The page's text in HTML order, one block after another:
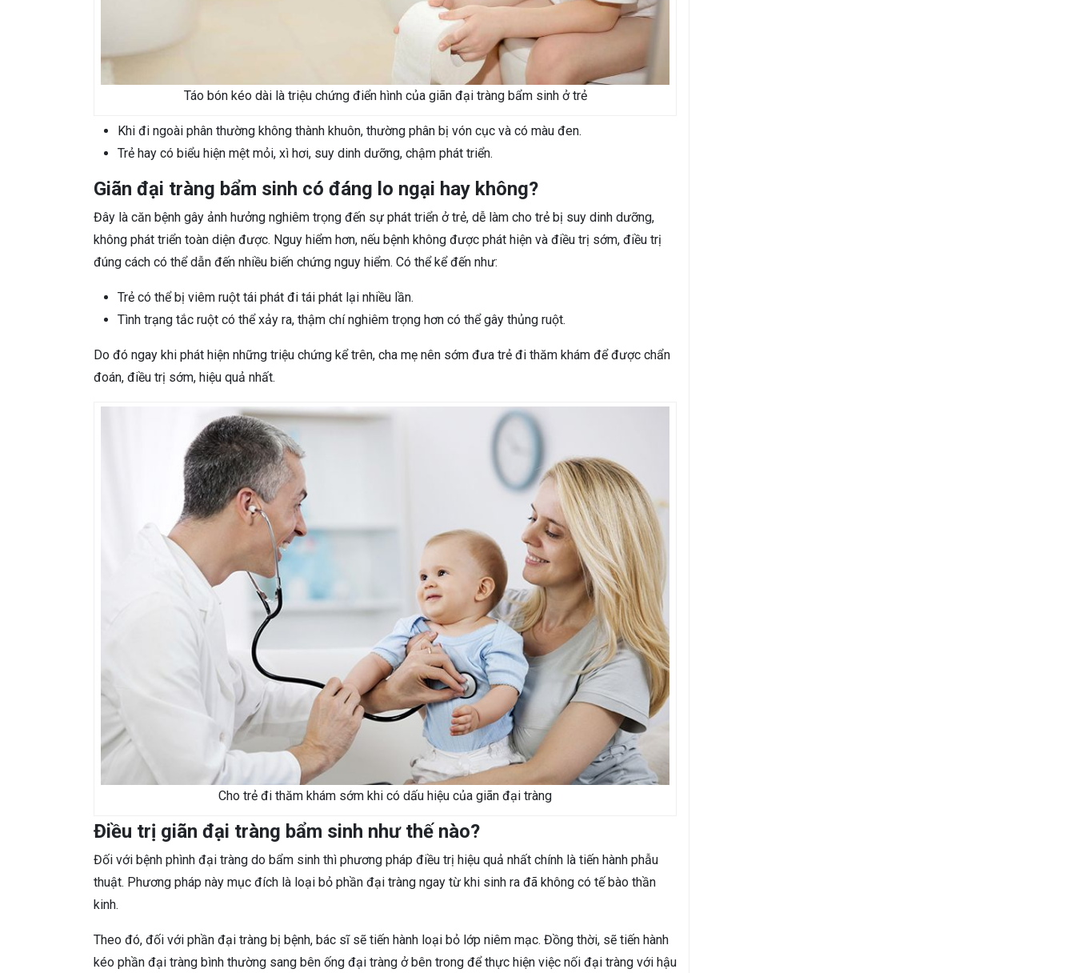
Táo bón kéo dài là triệu chứng điển hình của giãn đại tràng bẩm sinh ở trẻ
Khi đi ngoài phân thường không thành khuôn, thường phân bị vón cục và có màu đen.
Trẻ hay có biểu hiện mệt mỏi, xì hơi, suy dinh dưỡng, chậm phát triển.
Giãn đại tràng bẩm sinh có đáng lo ngại hay không?
Đây là căn bệnh gây ảnh hưởng nghiêm trọng đến sự phát triển ở trẻ, dễ làm cho trẻ bị suy dinh dưỡng,
không phát triển toàn diện được. Nguy hiểm hơn, nếu bệnh không được phát hiện và điều trị sớm, điều trị
đúng cách có thể dẫn đến nhiều biến chứng nguy hiểm. Có thể kể đến như:
Trẻ có thể bị viêm ruột tái phát đi tái phát lại nhiều lần.
Tình trạng tắc ruột có thể xảy ra, thậm chí nghiêm trọng hơn có thể gây thủng ruột.
Do đó ngay khi phát hiện những triệu chứng kể trên, cha mẹ nên sớm đưa trẻ đi thăm khám để được chẩn
đoán, điều trị sớm, hiệu quả nhất.
Cho trẻ đi thăm khám sớm khi có dấu hiệu của giãn đại tràng
Điều trị giãn đại tràng bẩm sinh như thế nào?
Đối với bệnh phình đại tràng do bẩm sinh thì phương pháp điều trị hiệu quả nhất chính là tiến hành phẫu
thuật. Phương pháp này mục đích là loại bỏ phần đại tràng ngay từ khi sinh ra đã không có tế bào thần
kinh.
Theo đó, đối với phần đại tràng bị bệnh, bác sĩ sẽ tiến hành loại bỏ lớp niêm mạc. Đồng thời, sẽ tiến hành
kéo phần đại tràng bình thường sang bên ống đại tràng ở bên trong để thực hiện việc nối đại tràng với hậu